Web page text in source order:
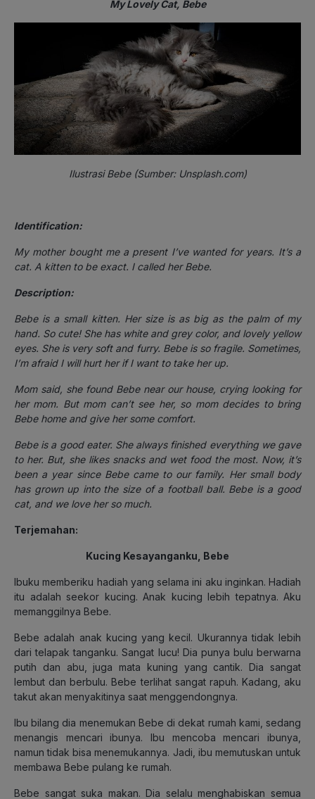
My Lovely Cat, Bebe
Ilustrasi Bebe (Sumber: Unsplash.com)
Identification:
My mother bought me a present I’ve wanted for years. It’s a
cat. A kitten to be exact. I called her Bebe.
Description:
Bebe is a small kitten. Her size is as big as the palm of my
hand. So cute! She has white and grey color, and lovely yellow
eyes. She is very soft and furry. Bebe is so fragile. Sometimes,
I’m afraid I will hurt her if I want to take her up.
Mom said, she found Bebe near our house, crying looking for
her mom. But mom can’t see her, so mom decides to bring
Bebe home and give her some comfort.
Bebe is a good eater. She always finished everything we gave
to her. But, she likes snacks and wet food the most. Now, it’s
been a year since Bebe came to our family. Her small body
has grown up into the size of a football ball. Bebe is a good
cat, and we love her so much.
Terjemahan:
Kucing Kesayanganku, Bebe
Ibuku memberiku hadiah yang selama ini aku inginkan. Hadiah
itu adalah seekor kucing. Anak kucing lebih tepatnya. Aku
memanggilnya Bebe.
Bebe adalah anak kucing yang kecil. Ukurannya tidak lebih
dari telapak tanganku. Sangat lucu! Dia punya bulu berwarna
putih dan abu, juga mata kuning yang cantik. Dia sangat
lembut dan berbulu. Bebe terlihat sangat rapuh. Kadang, aku
takut akan menyakitinya saat menggendongnya.
Ibu bilang dia menemukan Bebe di dekat rumah kami, sedang
menangis mencari ibunya. Ibu mencoba mencari ibunya,
namun tidak bisa menemukannya. Jadi, ibu memutuskan untuk
membawa Bebe pulang ke rumah.
Bebe sangat suka makan. Dia selalu menghabiskan semua